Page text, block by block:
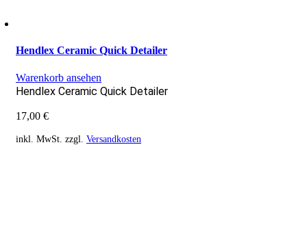
Hendlex Ceramic Quick Detailer
Warenkorb ansehen
Hendlex Ceramic Quick Detailer
17,00 €
inkl. MwSt. zzgl. Versandkosten